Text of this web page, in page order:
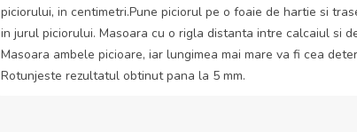
piciorului, in centimetri.Pune piciorul pe o foaie de hartie si
in jurul piciorului. Masoara cu o rigla distanta intre calcaiul si
Masoara ambele picioare, iar lungimea mai mare va fi cea
Rotunjeste rezultatul obtinut pana la 5 mm.